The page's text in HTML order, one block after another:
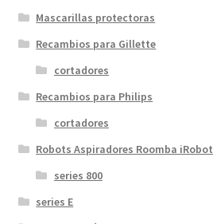
Mascarillas protectoras
Recambios para Gillette
cortadores
Recambios para Philips
cortadores
Robots Aspiradores Roomba iRobot
series 800
series E